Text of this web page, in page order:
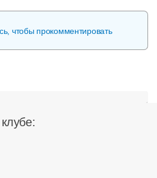
чтобы прокомментировать